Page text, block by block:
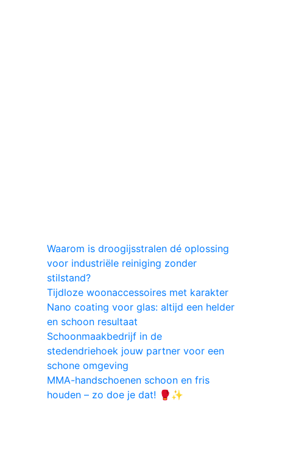
Waarom is droogijsstralen dé oplossing
voor industriële reiniging zonder
stilstand?
Tijdloze woonaccessoires met karakter
Nano coating voor glas: altijd een helder
en schoon resultaat
Schoonmaakbedrijf in de
stedendriehoek jouw partner voor een
schone omgeving
MMA-handschoenen schoon en fris
houden – zo doe je dat! 🥊✨